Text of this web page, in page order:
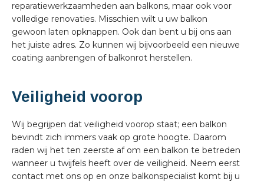
reparatiewerkzaamheden aan balkons, maar ook voor
volledige renovaties. Misschien wilt u uw balkon
gewoon laten opknappen. Ook dan bent u bij ons aan
het juiste adres. Zo kunnen wij bijvoorbeeld een nieuwe
coating aanbrengen of balkonrot herstellen.
Veiligheid voorop
Wij begrijpen dat veiligheid voorop staat; een balkon
bevindt zich immers vaak op grote hoogte. Daarom
raden wij het ten zeerste af om een balkon te betreden
wanneer u twijfels heeft over de veiligheid. Neem eerst
contact met ons op en onze balkonspecialist komt bij u